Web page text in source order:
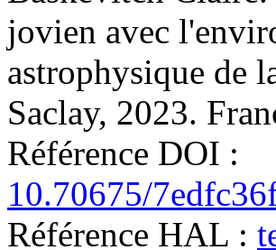
jovien avec
astrophysique de
Saclay, 2023.
Référence DOI :
10.70675/
Référence HAL :